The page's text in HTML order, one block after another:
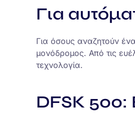
Για
Για όσους αναζητούν
μονόδρομος. Από τις
τεχνολογία.
DFSK 500: